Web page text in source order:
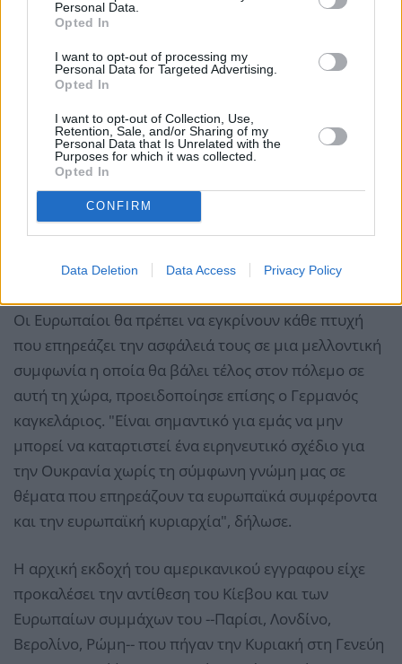
Personal Data.
Opted In
I want to opt-out of processing my
Personal Data for Targeted Advertising.
Opted In
I want to opt-out of Collection, Use,
Retention, Sale, and/or Sharing of my
Personal Data that Is Unrelated with the
Purposes for which it was collected.
Opted In
CONFIRM
Data Deletion Data Access Privacy Policy
Οι Ευρωπαίοι θα πρέπει να εγκρίνουν κάθε πτυχή
που επηρεάζει την ασφάλειά τους σε μια μελλοντική
συμφωνία η οποία θα βάλει τέλος στον πόλεμο σε
αυτή τη χώρα, προειδοποίησε επίσης ο Γερμανός
καγκελάριος. "Είναι σημαντικό για εμάς να μην
μπορεί να καταρτιστεί ένα ειρηνευτικό σχέδιο για
την Ουκρανία χωρίς τη σύμφωνη γνώμη μας σε
θέματα που επηρεάζουν τα ευρωπαϊκά συμφέροντα
και την ευρωπαϊκή κυριαρχία", δήλωσε.
Η αρχική εκδοχή του αμερικανικού εγγραφου είχε
προκαλέσει την αντίθεση του Κίεβου και των
Ευρωπαίων συμμάχων του --Παρίσι, Λονδίνο,
Βερολίνο, Ρώμη-- που πήγαν την Κυριακή στη Γενεύη